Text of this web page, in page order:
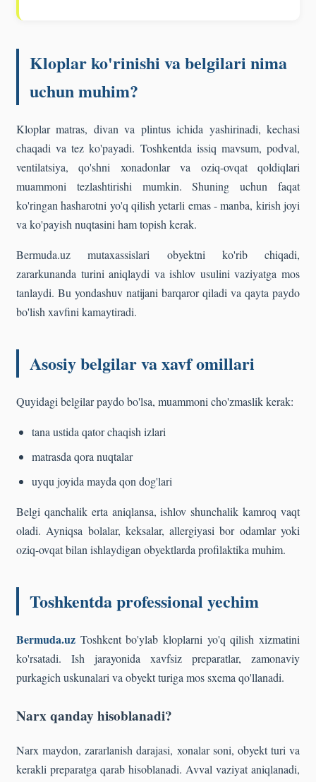
Kloplar ko'rinishi va belgilari nima
uchun muhim?
Kloplar matras, divan va plintus ichida yashirinadi, kechasi
chaqadi va tez ko'payadi. Toshkentda issiq mavsum, podval,
ventilatsiya, qo'shni xonadonlar va oziq-ovqat qoldiqlari
muammoni tezlashtirishi mumkin. Shuning uchun faqat
ko'ringan hasharotni yo'q qilish yetarli emas - manba, kirish joyi
va ko'payish nuqtasini ham topish kerak.
Bermuda.uz mutaxassislari obyektni ko'rib chiqadi,
zararkunanda turini aniqlaydi va ishlov usulini vaziyatga mos
tanlaydi. Bu yondashuv natijani barqaror qiladi va qayta paydo
bo'lish xavfini kamaytiradi.
Asosiy belgilar va xavf omillari
Quyidagi belgilar paydo bo'lsa, muammoni cho'zmaslik kerak:
tana ustida qator chaqish izlari
matrasda qora nuqtalar
uyqu joyida mayda qon dog'lari
Belgi qanchalik erta aniqlansa, ishlov shunchalik kamroq vaqt
oladi. Ayniqsa bolalar, keksalar, allergiyasi bor odamlar yoki
oziq-ovqat bilan ishlaydigan obyektlarda profilaktika muhim.
Toshkentda professional yechim
Bermuda.uz Toshkent bo'ylab kloplarni yo'q qilish xizmatini
ko'rsatadi. Ish jarayonida xavfsiz preparatlar, zamonaviy
purkagich uskunalari va obyekt turiga mos sxema qo'llanadi.
Narx qanday hisoblanadi?
Narx maydon, zararlanish darajasi, xonalar soni, obyekt turi va
kerakli preparatga qarab hisoblanadi. Avval vaziyat aniqlanadi,